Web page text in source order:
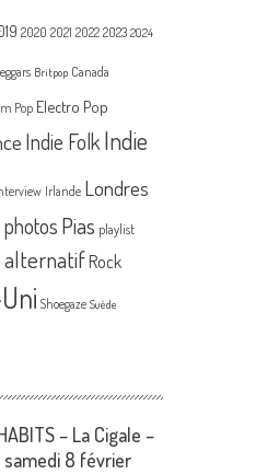
2020 2021 2022 2023 2024
Britpop Canada
Pop Electro Pop
Indie FolkIndie
Irlande Londres
photos Pias playlist
alternatif Rock
Shoegaze Suède
– La Cigale –
samedi 8 février